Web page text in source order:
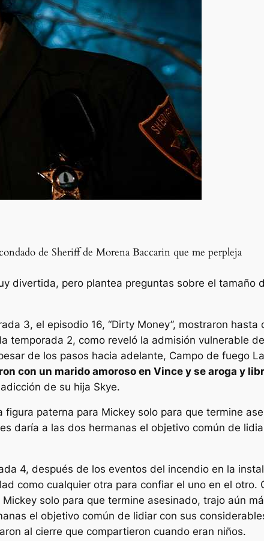
de Sheriff de Morena Baccarin que me perpleja
divertida, pero plantea preguntas sobre el tamaño
3, el episodio 16, “Dirty Money”, mostraron hasta
temporada 2, como reveló la admisión vulnerable
de los pasos hacia adelante, Campo de fuego
con un marido amoroso en Vince y se aroga y
de su hija Skye.
paterna para Mickey solo para que termine
daría a las dos hermanas el objetivo común de
4, después de los eventos del incendio en la
como cualquier otra para confiar el uno en el otro.
solo para que termine asesinado, trajo aún
el objetivo común de lidiar con sus
al cierre que compartieron cuando eran niños.